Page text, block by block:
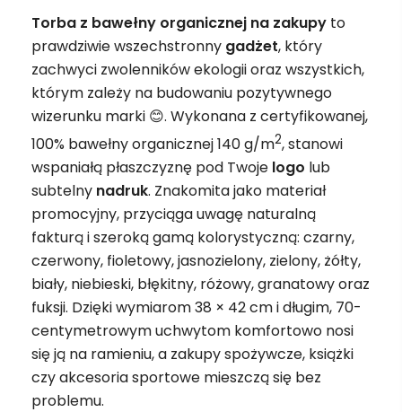
Torba z bawełny organicznej na zakupy to
prawdziwie wszechstronny gadżet, który
zachwyci zwolenników ekologii oraz wszystkich,
którym zależy na budowaniu pozytywnego
wizerunku marki 😊. Wykonana z certyfikowanej,
100% bawełny organicznej 140 g/m2, stanowi
wspaniałą płaszczyznę pod Twoje logo lub
subtelny nadruk. Znakomita jako materiał
promocyjny, przyciąga uwagę naturalną
fakturą i szeroką gamą kolorystyczną: czarny,
czerwony, fioletowy, jasnozielony, zielony, żółty,
biały, niebieski, błękitny, różowy, granatowy oraz
fuksji. Dzięki wymiarom 38 × 42 cm i długim, 70-
centymetrowym uchwytom komfortowo nosi
się ją na ramieniu, a zakupy spożywcze, książki
czy akcesoria sportowe mieszczą się bez
problemu.